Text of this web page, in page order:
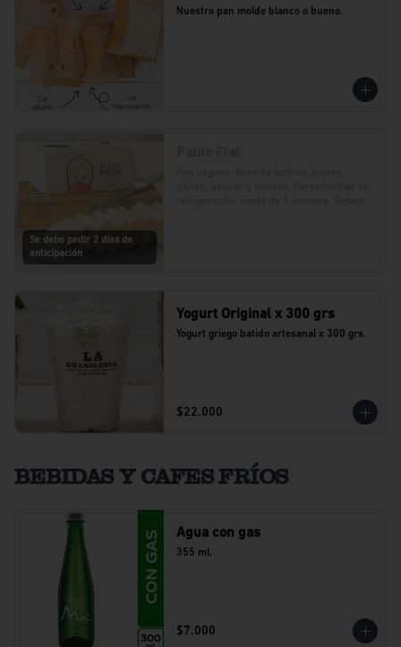
Nuestro pan molde blanco o bueno.
Se debe pedir 2 días de
anticipación
Yogurt Original x 300 grs
Yogurt griego batido artesanal x 300 grs.
$22.000
BEBIDAS Y CAFES FRÍOS
Agua con gas
355 ml.
$7.000